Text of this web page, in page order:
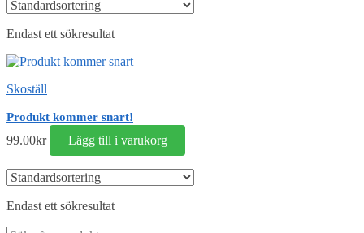
Endast ett sökresultat
Skoställ
Produkt kommer snart!
99.00kr Lägg till i varukorg
Endast ett sökresultat